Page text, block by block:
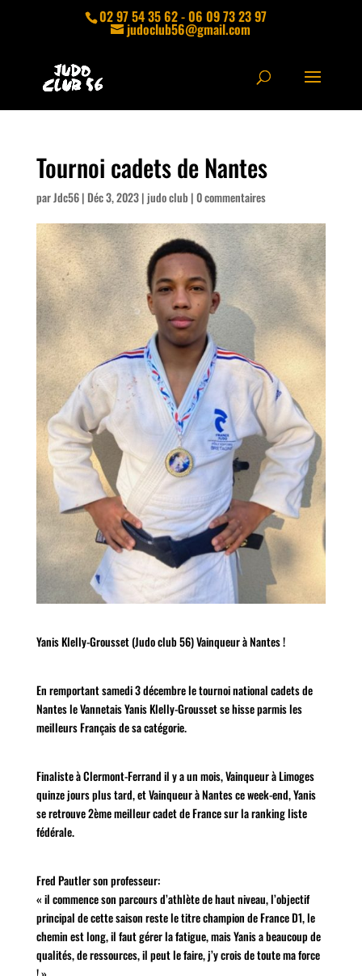
02 97 54 35 62 - 06 09 73 23 97
judoclub56@gmail.com
Tournoi cadets de Nantes
parJdc56| Déc 3, 2023| judo club |0 commentaires
Yanis Klelly-Grousset (Judo club 56) Vainqueur à Nantes !
En remportant samedi 3 décembre le tournoi national cadets de
Nantes le Vannetais Yanis Klelly-Grousset se hisse parmis les
meilleurs Français de sa catégorie.
Finaliste à Clermont-Ferrand il y a un mois, Vainqueur à Limoges
quinze jours plus tard, et Vainqueur à Nantes ce week-end, Yanis
se retrouve 2ème meilleur cadet de France sur la ranking liste
fédérale.
Fred Pautler son professeur:
« il commence son parcours d’athlète de haut niveau, l’objectif
principal de cette saison reste le titre champion de France D1, le
chemin est long, il faut gérer la fatigue, mais Yanis a beaucoup de
qualités, de ressources, il peut le faire, j’y crois de toute ma force